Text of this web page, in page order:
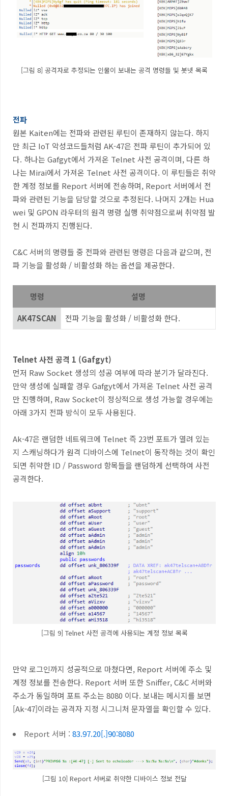
[그림 8] 공격자로 추정되는 인물이 보내는 공격 명령들 및 봇넷 목록
전파
원본 Kaiten에는 전파와 관련된 루틴이 존재하지 않는다. 하지
만 최근 IoT 악성코드들처럼 AK-47은 전파 루틴이 추가되어 있
다. 하나는 Gafgyt에서 가져온 Telnet 사전 공격이며, 다른 하
나는 Mirai에서 가져온 Telnet 사전 공격이다. 이 루틴들은 취약
한 계정 정보를 Report 서버에 전송하며, Report 서버에서 전
파와 관련된 기능을 담당할 것으로 추정된다. 나머지 2개는 Hua
wei 및 GPON 라우터의 원격 명령 실행 취약점으로써 취약점 발
현 시 전파까지 진행된다.
C&C서버의 명령들 중 전파와 관련된 명령은 다음과 같으며, 전
파 기능을 활성화 / 비활성화 하는 옵션을 제공한다.
명령 설명
AK47SCAN 전파 기능을 활성화 / 비활성화 한다.
Telnet 사전 공격 1 (Gafgyt)
먼저 Raw Socket 생성의 성공 여부에 따라 분기가 달라진다.
만약 생성에 실패할 경우 Gafgyt에서 가져온 Telnet 사전 공격
만 진행하며, Raw Socket이 정상적으로 생성 가능할 경우에는
아래 3가지 전파 방식이 모두 사용된다.
Ak-47은 랜덤한 네트워크에 Telnet 즉 23번 포트가 열려 있는
지 스캐닝하다가 원격 디바이스에 Telnet이 동작하는 것이 확인
되면 취약한 ID / Password 항목들을 랜덤하게 선택하여 사전
공격한다.
[그림 9] Telnet 사전 공격에 사용되는 계정 정보 목록
만약 로그인까지 성공적으로 마쳤다면, Report 서버에 주소 및
계정 정보를 전송한다. Report 서버 또한 Sniffer, C&C서버와
주소가 동일하며 포트 주소는 8080 이다. 보내는 메시지를 보면
[Ak-47]이라는 공격자 지정 시그니처 문자열을 확인할 수 있다.
Report 서버 : 83.97.20[.]90:8080
[그림 10] Report 서버로 취약한 디바이스 정보 전달